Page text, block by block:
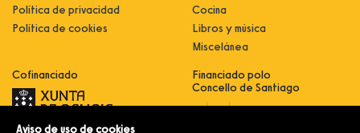
Política de privacidad
Política de cookies
Cocina
Libros y música
Miscelánea
Cofinanciado
Financiado polo
Concello de Santiago
Aviso de uso de cookies